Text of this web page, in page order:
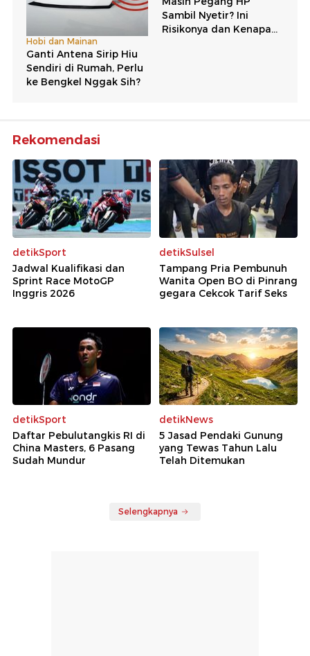
Rekomendasi
detikSport
Jadwal Kualifikasi dan
Sprint Race MotoGP
Inggris 2026
detikSulsel
Tampang Pria Pembunuh
Wanita Open BO di Pinrang
gegara Cekcok Tarif Seks
detikSport
Daftar Pebulutangkis RI di
China Masters, 6 Pasang
Sudah Mundur
detikNews
5 Jasad Pendaki Gunung
yang Tewas Tahun Lalu
Telah Ditemukan
Selengkapnya